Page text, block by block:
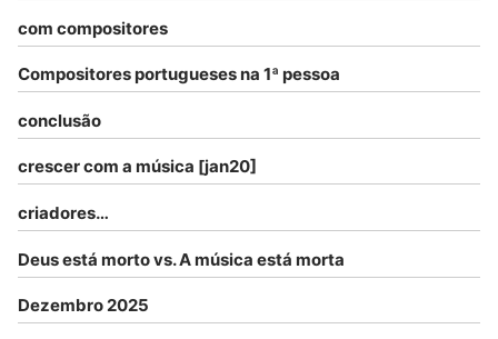
com compositores
Compositores portugueses na 1ª pessoa
conclusão
crescer com a música [jan20]
criadores…
Deus está morto vs. A música está morta
Dezembro 2025